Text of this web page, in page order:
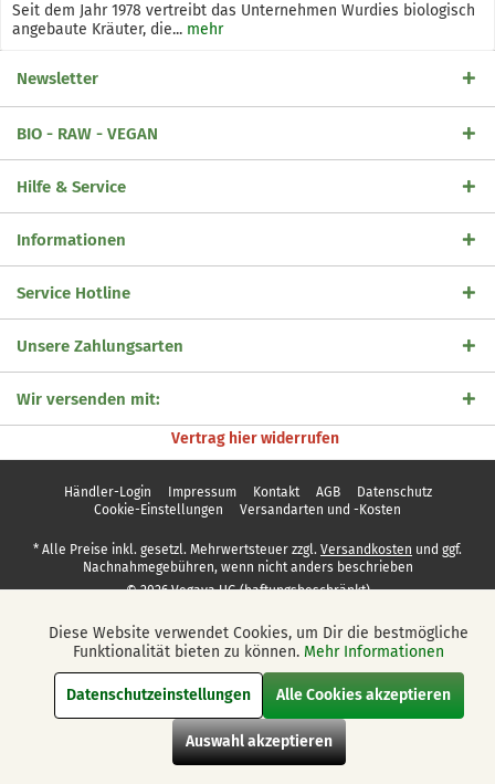
Seit dem Jahr 1978 vertreibt das Unternehmen Wurdies biologisch
angebaute Kräuter, die... mehr
Newsletter
BIO - RAW - VEGAN
Hilfe & Service
Informationen
Service Hotline
Unsere Zahlungsarten
Wir versenden mit:
Vertrag hier widerrufen
Händler-Login Impressum Kontakt AGB
Datenschutz
Cookie-Einstellungen
Versandarten und -Kosten
* Alle Preise inkl. gesetzl. Mehrwertsteuer zzgl. Versandkosten und ggf.
Nachnahmegebühren, wenn nicht anders beschrieben
© 2026 Vegaya UG (haftungsbeschränkt)
Funktionale Aktiv
Marketing Aktiv
Diese Website verwendet Cookies, um Dir die bestmögliche
Funktionalität bieten zu können. Mehr Informationen
Datenschutzeinstellungen Alle Cookies akzeptieren
Auswahl akzeptieren